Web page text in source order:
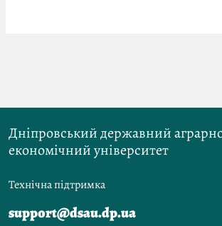
Дніпровський державний
економічний університет
Технічна підтримка
support@dsau.dp.ua